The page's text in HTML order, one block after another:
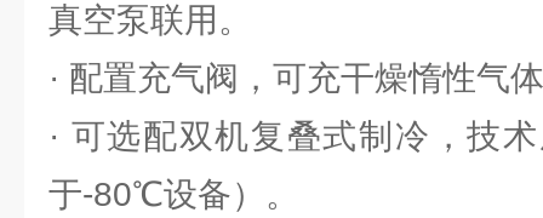
真空泵联用。
· 配置充气阀，可充干燥惰性气
· 可选配双机复叠式制冷，技
于-80℃设备）。